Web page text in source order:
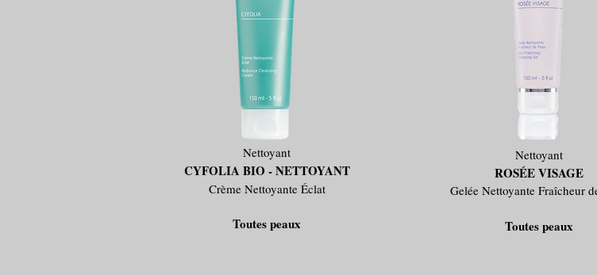
Nettoyant
CYFOLIA BIO - NETTOYANT
Crème Nettoyante Éclat
Toutes peaux
Nettoyant
ROSÉE VISAGE
Gelée Nettoyante Fraîcheur
Toutes peaux